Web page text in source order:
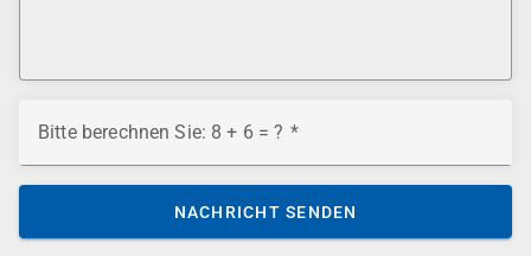
Bitte berechnen Sie: 8 + 6 = ?
NACHRICHT SENDEN